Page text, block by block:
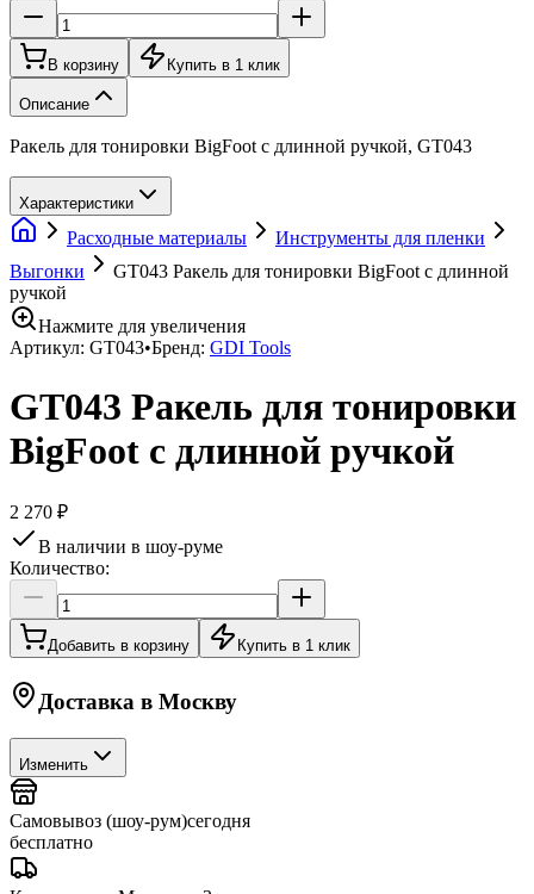
В корзину Купить в 1 клик
Описание
Ракель для тонировки BigFoot с длинной ручкой, GT043
Характеристики
Расходные материалы
Инструменты для пленки
Выгонки
GT043 Ракель для тонировки BigFoot с длинной
ручкой
Нажмите для увеличения
Артикул: GT043•Бренд: GDI Tools
GT043 Ракель для тонировки
BigFoot с длинной ручкой
2 270 ₽
В наличии в шоу-руме
Количество:
Добавить в корзину Купить в 1 клик
Доставка в Москву
Изменить
Самовывоз (шоу-рум)сегодня
бесплатно